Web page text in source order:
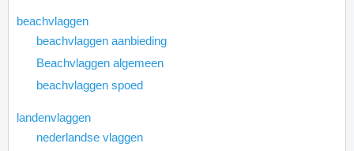
beachvlaggen
beachvlaggen aanbieding
Beachvlaggen algemeen
beachvlaggen spoed
landenvlaggen
nederlandse vlaggen